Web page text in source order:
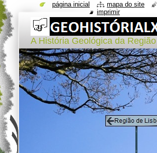
A História Geológica da
página inicial mapa do site
imprimir